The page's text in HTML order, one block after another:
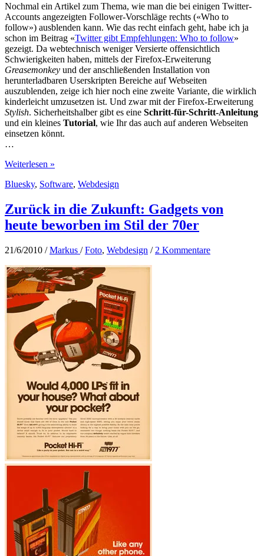
Nochmal ein Artikel zum Thema, wie man die bei einigen Twitter-
Accounts angezeigten Follower-Vorschläge rechts («Who to
follow») ausblenden kann. Wie das recht einfach geht, habe ich ja
schon im Beitrag «Twitter gibt Empfehlungen: Who to follow»
gezeigt. Da webtechnisch weniger Versierte offensichtlich
Schwierigkeiten haben, mittels der Firefox-Erweiterung
Greasemonkey und der anschließenden Installation von
herunterladbaren Userskripten Bereiche auf Webseiten
auszublenden, zeige ich hier noch eine zweite Variante, die wirklich
kinderleicht umzusetzen ist. Und zwar mit der Firefox-Erweiterung
Stylish. Sicherheitshalber gibt es eine Schritt-für-Schritt-Anleitung
und ein kleines Tutorial, wie Ihr das auch auf anderen Webseiten
einsetzen könnt.
…
Who
follow
andere
Webseitenbereiche
mit
Erweiterung
ausblenden
Weiterlesen »
Bluesky, Software, Webdesign
Zurück in die Zukunft: Gadgets von
heute beworben im Stil der 70er
21/6/2010 /Markus /Foto, Webdesign / 2 Kommentare